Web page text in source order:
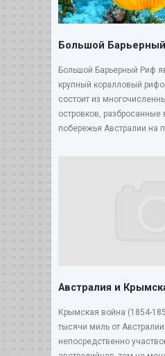
Большой
Большой Барьерный Риф
крупный коралловый
состоит из
островков, разбросанные
побережья Австралии на
Австралия и
Крымская война (1854-
тысячи миль от
непосредственно